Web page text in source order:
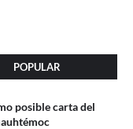
POPULAR
posible carta del